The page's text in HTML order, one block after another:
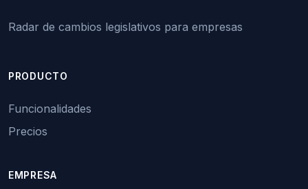
Radar de cambios legislativos para empresas
PRODUCTO
Funcionalidades
Precios
EMPRESA